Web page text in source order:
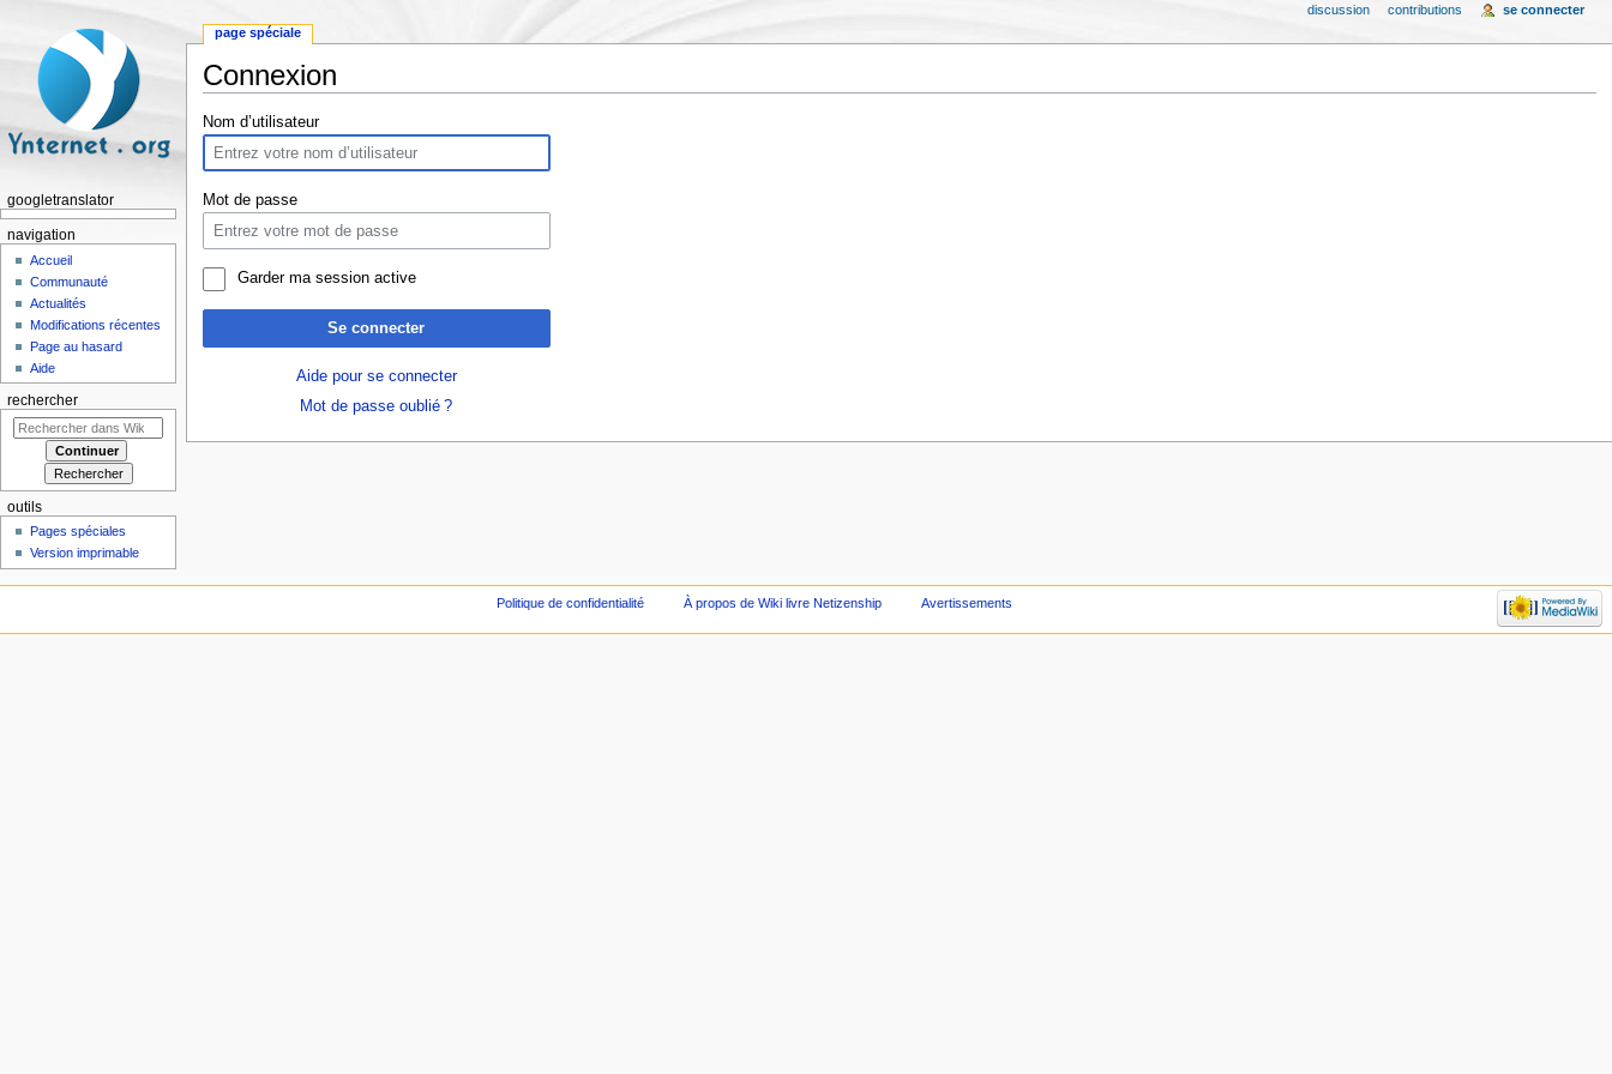
Connexion
Nom d’utilisateur
Mot de passe
Garder ma session active
Se connecter
Aide pour se connecter
Mot de passe oublié ?
page spéciale
discussion contributions se connecter
googletranslator
navigation
Accueil
Communauté
Actualités
Modifications récentes
Page au hasard
Aide
rechercher
outils
Pages spéciales
Version imprimable
Politique de confidentialité À propos de Wiki livre Netizenship Avertissements